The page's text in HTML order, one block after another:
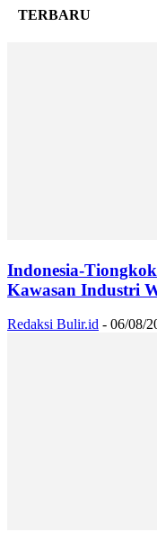
TERBARU
Indonesia-
Kawasan Industri
Redaksi Bulir.id - 06/08/